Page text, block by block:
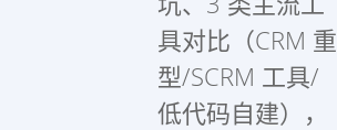
具对比（CRM 重
型/SCRM 工具/
低代码自建），